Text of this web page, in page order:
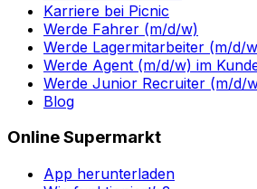
Karriere bei Picnic
Werde Fahrer (m/d/w)
Werde Lagermitarbeiter (m/d/
Werde Agent (m/d/w) im
Werde Junior Recruiter (m/d/
Blog
Online Supermarkt
App herunterladen